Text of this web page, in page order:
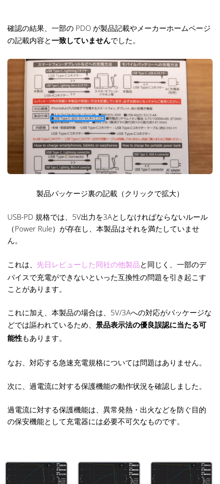
確認の結果、一部の PDO が製品記載やメーカーホームページ
の記載内容と一致していませんでした。
製品パッケージ裏の記載（クリックで拡大）
USB-PD 規格では、5V出力を3Aとしなければならないルール
（Power Rule）が存在し、本製品はそれを満たしていませ
ん。
これは、 先日レビューした同社の他製品と同じく、一部のデ
バイスで充電ができないといった互換性の問題を引き起こす
ことがあります。
これに加え、本製品の場合は、5V/3Aへの対応がパッケージな
どでは謳われているため、 景品表示法の優良誤認に当たる可
能性もあります。
なお、対応する急速充電規格については問題はありません。
次に、過電流に対する保護機能の動作状況を確認しました。
過電流に対する保護機能は、異常発熱・出火などを防ぐ目的
の保安機能として充電器には必要不可欠なものです。